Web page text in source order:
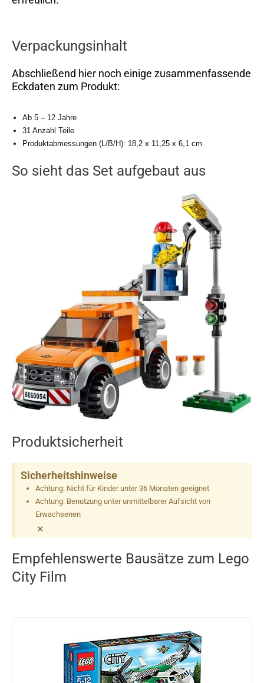
Verpackungsinhalt
Abschließend hier noch einige zusammenfassende
Eckdaten zum Produkt:
Ab 5 – 12 Jahre
31 Anzahl Teile
Produktabmessungen (L/B/H): 18,2 x 11,25 x 6,1 cm
So sieht das Set aufgebaut aus
Produktsicherheit
Sicherheitshinweise
Achtung: Nicht für Kinder unter 36 Monaten geeignet
Achtung: Benutzung unter unmittelbarer Aufsicht von
Erwachsenen
×
Empfehlenswerte Bausätze zum Lego
City Film